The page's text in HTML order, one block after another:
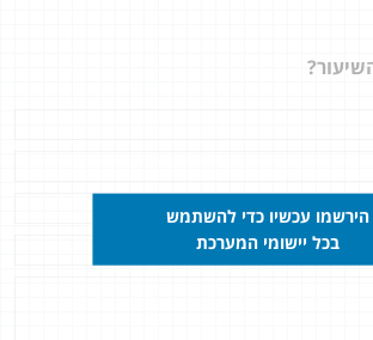
הירשמו עכשיו כדי להשתמש
בכל יישומי המערכת